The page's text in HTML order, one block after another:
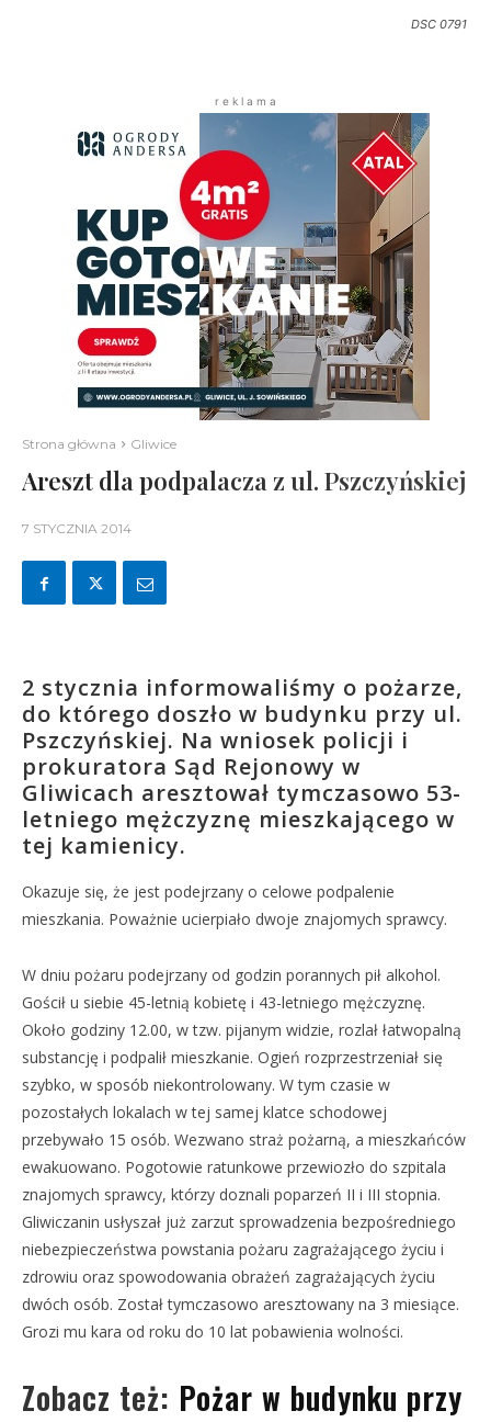
DSC 0791
r e k l a m a
Strona główna Gliwice
Areszt dla podpalacza z ul. Pszczyńskiej
7 STYCZNIA 2014
2 stycznia informowaliśmy o pożarze,
do którego doszło w budynku przy ul.
Pszczyńskiej. Na wniosek policji i
prokuratora Sąd Rejonowy w
Gliwicach aresztował tymczasowo 53-
letniego mężczyznę mieszkającego w
tej kamienicy.
Okazuje się, że jest podejrzany o celowe podpalenie
mieszkania. Poważnie ucierpiało dwoje znajomych sprawcy.
W dniu pożaru podejrzany od godzin porannych pił alkohol.
Gościł u siebie 45-letnią kobietę i 43-letniego mężczyznę.
Około godziny 12.00, w tzw. pijanym widzie, rozlał łatwopalną
substancję i podpalił mieszkanie. Ogień rozprzestrzeniał się
szybko, w sposób niekontrolowany. W tym czasie w
pozostałych lokalach w tej samej klatce schodowej
przebywało 15 osób. Wezwano straż pożarną, a mieszkańców
ewakuowano. Pogotowie ratunkowe przewiozło do szpitala
znajomych sprawcy, którzy doznali poparzeń II i III stopnia.
Gliwiczanin usłyszał już zarzut sprowadzenia bezpośredniego
niebezpieczeństwa powstania pożaru zagrażającego życiu i
zdrowiu oraz spowodowania obrażeń zagrażających życiu
dwóch osób. Został tymczasowo aresztowany na 3 miesiące.
Grozi mu kara od roku do 10 lat pobawienia wolności.
Zobacz też: Pożar w budynku przy